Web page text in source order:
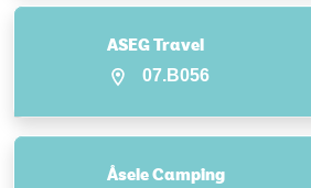
ASEG Travel
07.B056
Åsele Camping